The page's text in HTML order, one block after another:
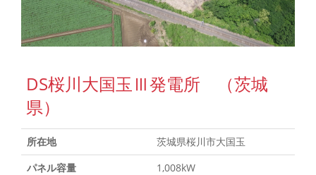
DS桜川大国玉Ⅲ発電所 （茨城
県）
所在地
茨城県桜川市大国玉
パネル容量
1,008kW